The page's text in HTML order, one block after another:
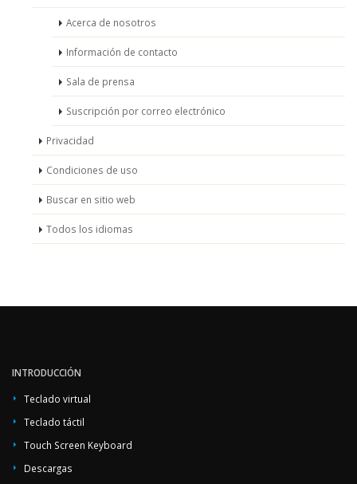
Acerca de nosotros
Información de contacto
Sala de prensa
Suscripción por correo electrónico
Privacidad
Condiciones de uso
Buscar en sitio web
Todos los idiomas
INTRODUCCIÓN
Teclado virtual
Teclado táctil
Touch Screen Keyboard
Descargas